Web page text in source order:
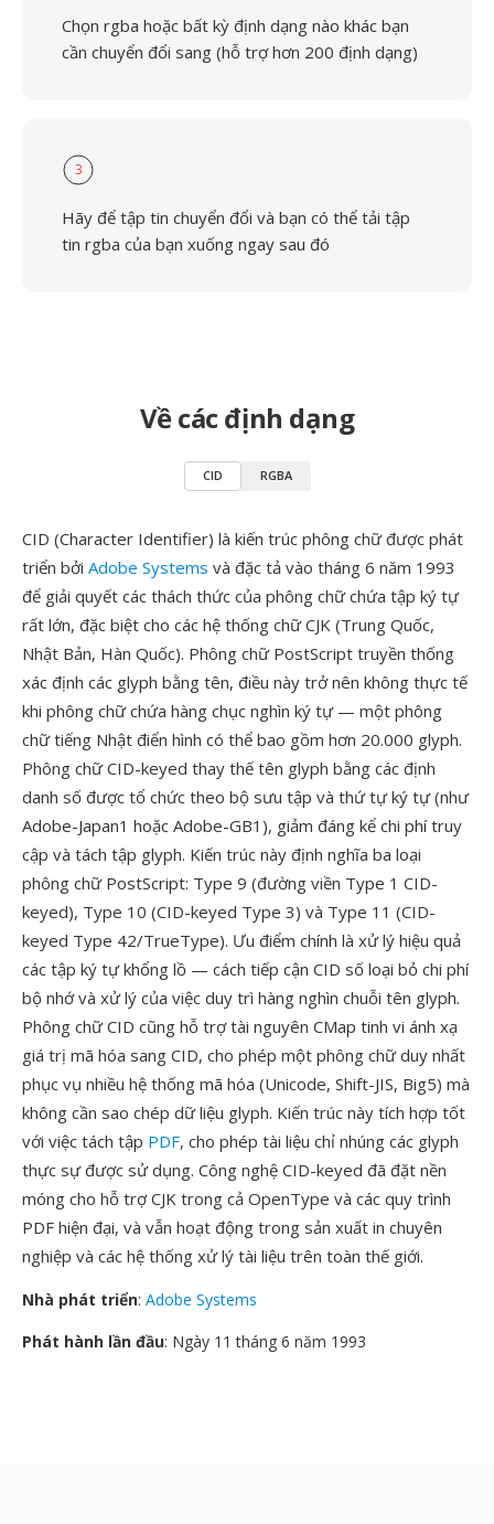
Chọn rgba hoặc bất kỳ định dạng nào khác bạn
cần chuyển đổi sang (hỗ trợ hơn 200 định dạng)
3
Hãy để tập tin chuyển đổi và bạn có thể tải tập
tin rgba của bạn xuống ngay sau đó
Về các định dạng
CID RGBA
CID (Character Identifier) là kiến trúc phông chữ được phát
triển bởi Adobe Systems và đặc tả vào tháng 6 năm 1993
để giải quyết các thách thức của phông chữ chứa tập ký tự
rất lớn, đặc biệt cho các hệ thống chữ CJK (Trung Quốc,
Nhật Bản, Hàn Quốc). Phông chữ PostScript truyền thống
xác định các glyph bằng tên, điều này trở nên không thực tế
khi phông chữ chứa hàng chục nghìn ký tự — một phông
chữ tiếng Nhật điển hình có thể bao gồm hơn 20.000 glyph.
Phông chữ CID-keyed thay thế tên glyph bằng các định
danh số được tổ chức theo bộ sưu tập và thứ tự ký tự (như
Adobe-Japan1 hoặc Adobe-GB1), giảm đáng kể chi phí truy
cập và tách tập glyph. Kiến trúc này định nghĩa ba loại
phông chữ PostScript: Type 9 (đường viền Type 1 CID-
keyed), Type 10 (CID-keyed Type 3) và Type 11 (CID-
keyed Type 42/TrueType). Ưu điểm chính là xử lý hiệu quả
các tập ký tự khổng lồ — cách tiếp cận CID số loại bỏ chi phí
bộ nhớ và xử lý của việc duy trì hàng nghìn chuỗi tên glyph.
Phông chữ CID cũng hỗ trợ tài nguyên CMap tinh vi ánh xạ
giá trị mã hóa sang CID, cho phép một phông chữ duy nhất
phục vụ nhiều hệ thống mã hóa (Unicode, Shift-JIS, Big5) mà
không cần sao chép dữ liệu glyph. Kiến trúc này tích hợp tốt
với việc tách tập PDF, cho phép tài liệu chỉ nhúng các glyph
thực sự được sử dụng. Công nghệ CID-keyed đã đặt nền
móng cho hỗ trợ CJK trong cả OpenType và các quy trình
PDF hiện đại, và vẫn hoạt động trong sản xuất in chuyên
nghiệp và các hệ thống xử lý tài liệu trên toàn thế giới.
Nhà phát triển: Adobe Systems
Phát hành lần đầu: Ngày 11 tháng 6 năm 1993